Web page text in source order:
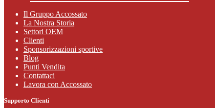
Il Gruppo Accossato
La Nostra Storia
Settori OEM
Clienti
Sponsorizzazioni sportive
Blog
Punti Vendita
Contattaci
Lavora con Accossato
Supporto Clienti